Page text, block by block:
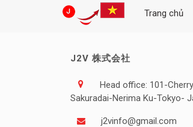
Trang chủ
J2V 株式会社
Head office: 101-
Sakuradai-Nerima Ku-Tokyo-
j2vinfo@gmail.com